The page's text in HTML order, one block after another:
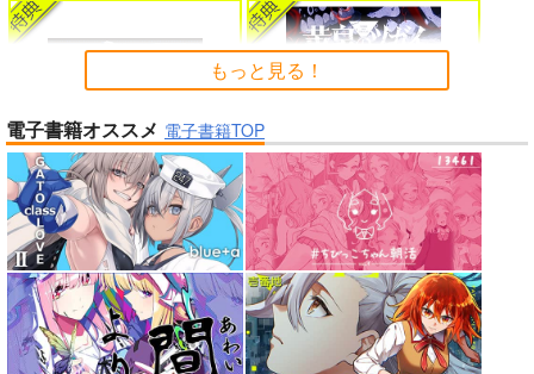
よくある令嬢転生だと思ったのに 5
孤独だった国民的美少女の妹を一晩
泊めたら懐かれた
人狼機ウィンヴルガ ー叛逆篇ー 5
アイドルマスター ミリオンラ
イブ！ 黄泉のツガイ
もっと見る！
電子書籍オススメ 電子書籍TOP